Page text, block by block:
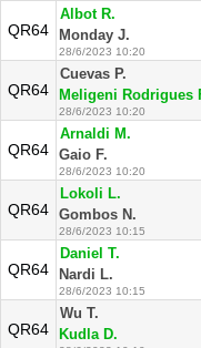
QR64
Albot R.
Monday J.
28/6/2023 10:20
QR64
Cuevas P.
Meligeni Rodrigues
28/6/2023 10:20
QR64
Arnaldi M.
Gaio F.
28/6/2023 10:20
QR64
Lokoli L.
Gombos N.
28/6/2023 10:15
QR64
Daniel T.
Nardi L.
28/6/2023 10:15
QR64
Wu T.
Kudla D.